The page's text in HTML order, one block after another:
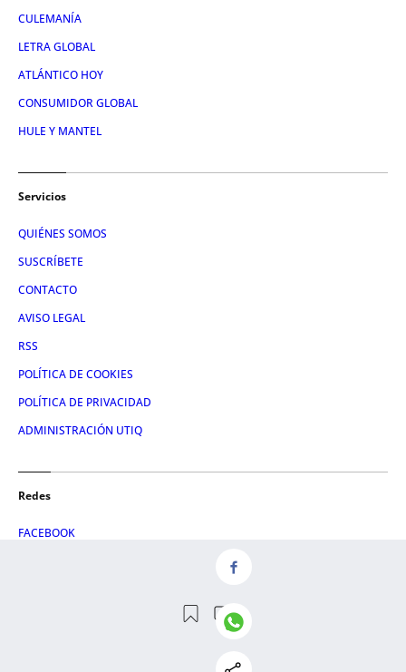
CULEMANÍA
LETRA GLOBAL
ATLÁNTICO HOY
CONSUMIDOR GLOBAL
HULE Y MANTEL
Servicios
QUIÉNES SOMOS
SUSCRÍBETE
CONTACTO
AVISO LEGAL
RSS
POLÍTICA DE COOKIES
POLÍTICA DE PRIVACIDAD
ADMINISTRACIÓN UTIQ
Redes
FACEBOOK